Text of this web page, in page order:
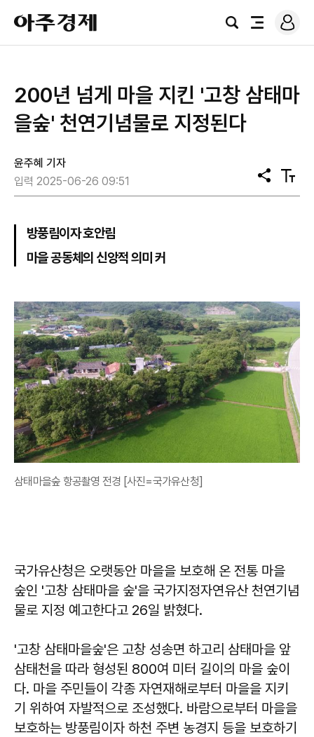
아
주
경
검
전
로
그
200년 넘게 마을 지킨 '고창 삼태마
을숲' 천연기념물로 지정된다
윤주혜 기자
입력 2025-06-26 09:51
공
유
텍
스
방풍림이자 호안림
마을 공동체의 신앙적 의미 커
삼태마을숲 항공촬영 전경 [사진=국가유산청]
국가유산청은 오랫동안 마을을 보호해 온 전통 마을
숲인 '고창 삼태마을 숲'을 국가지정자연유산 천연기념
물로 지정 예고한다고 26일 밝혔다.
'고창 삼태마을숲'은 고창 성송면 하고리 삼태마을 앞
삼태천을 따라 형성된 800여 미터 길이의 마을 숲이
다. 마을 주민들이 각종 자연재해로부터 마을을 지키
기 위하여 자발적으로 조성했다. 바람으로부터 마을을
보호하는 방풍림이자 하천 주변 농경지 등을 보호하기